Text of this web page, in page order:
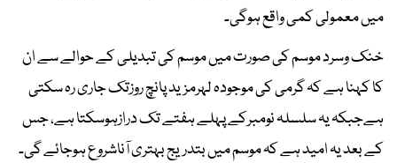
میں معمولی کمی واقع ہوگی۔
خنک وسرد موسم کی صورت میں موسم کی تبدیلی کے حوالے سے ان
کا کہنا ہے کہ گرمی کی موجودہ لہرمزید پانچ روزتک جاری رہ سکتی
ہےجبکہ یہ سلسلہ نومبرکے پہلے ہفتے تک درازہوسکتا ہے، جس
کے بعد یہ امید ہے کہ موسم میں بتدریج بہتری آناشروع ہوجائے گی۔